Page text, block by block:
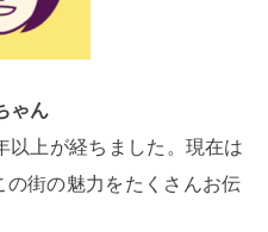
ゃん
以上が経ちました。現在は
街の魅力をたくさんお伝